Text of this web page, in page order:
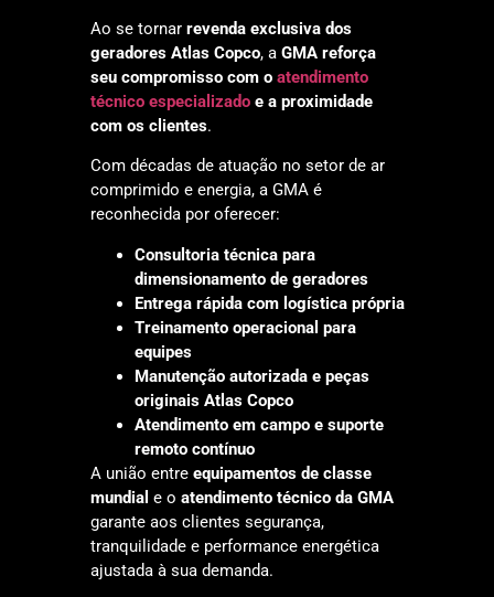
Ao se tornar revenda exclusiva dos
geradores Atlas Copco, a GMA reforça
seu compromisso com o atendimento
técnico especializadoe a proximidade
com os clientes.
Com décadas de atuação no setor de ar
comprimido e energia, a GMA é
reconhecida por oferecer:
Consultoria técnica para
dimensionamento de geradores
Entrega rápida com logística própria
Treinamento operacional para
equipes
Manutenção autorizada e peças
originais Atlas Copco
Atendimento em campo e suporte
remoto contínuo
A união entre equipamentos de classe
mundial e o atendimento técnico da GMA
garante aos clientes segurança,
tranquilidade e performance energética
ajustada à sua demanda.